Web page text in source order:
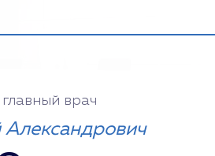
главный врач